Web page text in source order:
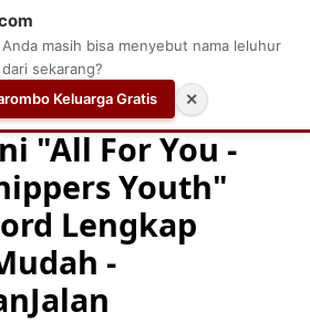
Gitar Lagu Rohani Chord Gitar
"All For You -
Youth"
Lengkap
-
masih bisa menyebut nama leluhur
sekarang?
Keluarga Gratis
✕